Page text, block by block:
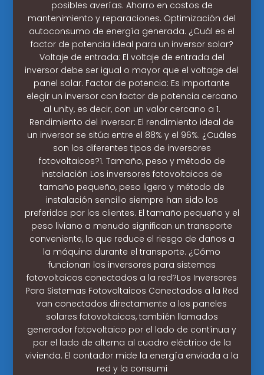
posibles averías. Ahorro en costos de
mantenimiento y reparaciones. Optimización del
autoconsumo de energía generada. ¿Cuál es el
factor de potencia ideal para un inversor solar?
Voltaje de entrada: El voltaje de entrada del
inversor debe ser igual o mayor que el voltage del
panel solar. Factor de potencia: Es importante
elegir un inversor con factor de potencia cercano
al unity, es decir, con un valor cercano a 1.
Rendimiento del inversor: El rendimiento ideal de
un inversor se sitúa entre el 88% y el 96%. ¿Cuáles
son los diferentes tipos de inversores
fotovoltaicos?1. Tamaño, peso y método de
instalación Los inversores fotovoltaicos de
tamaño pequeño, peso ligero y método de
instalación sencillo siempre han sido los
preferidos por los clientes. El tamaño pequeño y el
peso liviano a menudo significan un transporte
conveniente, lo que reduce el riesgo de daños a
la máquina durante el transporte. ¿Cómo
funcionan los inversores para sistemas
fotovoltaicos conectados a la red?Los Inversores
Para Sistemas Fotovoltaicos Conectados a la Red
van conectados directamente a los paneles
solares fotovoltaicos, también llamados
generador fotovoltaico por el lado de contínua y
por el lado de alterna al cuadro eléctrico de la
vivienda. El contador mide la energía enviada a la
red y la consumi